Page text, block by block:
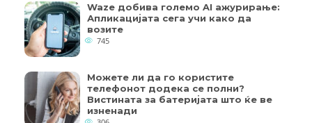
Waze добива големо AI ажурирање:
Апликацијата сега учи како да
возите
745
Можете ли да го користите
телефонот додека се полни?
Вистината за батеријата што ќе ве
изненади